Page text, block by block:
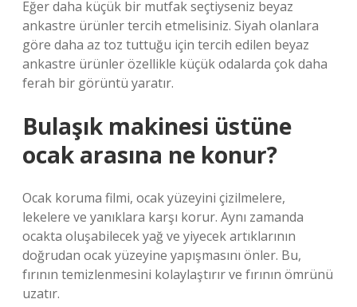
Eğer daha küçük bir mutfak seçtiyseniz beyaz
ankastre ürünler tercih etmelisiniz. Siyah olanlara
göre daha az toz tuttuğu için tercih edilen beyaz
ankastre ürünler özellikle küçük odalarda çok daha
ferah bir görüntü yaratır.
Bulaşık makinesi üstüne
ocak arasına ne konur?
Ocak koruma filmi, ocak yüzeyini çizilmelere,
lekelere ve yanıklara karşı korur. Aynı zamanda
ocakta oluşabilecek yağ ve yiyecek artıklarının
doğrudan ocak yüzeyine yapışmasını önler. Bu,
fırının temizlenmesini kolaylaştırır ve fırının ömrünü
uzatır.